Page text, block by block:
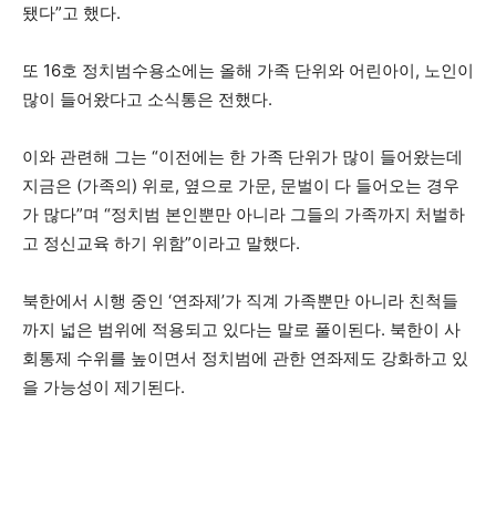
됐다”고 했다.
또 16호 정치범수용소에는 올해 가족 단위와 어린아이, 노인이
많이 들어왔다고 소식통은 전했다.
이와 관련해 그는 “이전에는 한 가족 단위가 많이 들어왔는데
지금은 (가족의) 위로, 옆으로 가문, 문벌이 다 들어오는 경우
가 많다”며 “정치범 본인뿐만 아니라 그들의 가족까지 처벌하
고 정신교육 하기 위함”이라고 말했다.
북한에서 시행 중인 ‘연좌제’가 직계 가족뿐만 아니라 친척들
까지 넓은 범위에 적용되고 있다는 말로 풀이된다. 북한이 사
회통제 수위를 높이면서 정치범에 관한 연좌제도 강화하고 있
을 가능성이 제기된다.